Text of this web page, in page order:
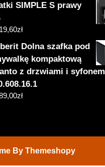
SIMPLE S prawy
zł
Dolna szafka pod
kompaktową
z drzwiami i syfonem
zł
By Themeshopy